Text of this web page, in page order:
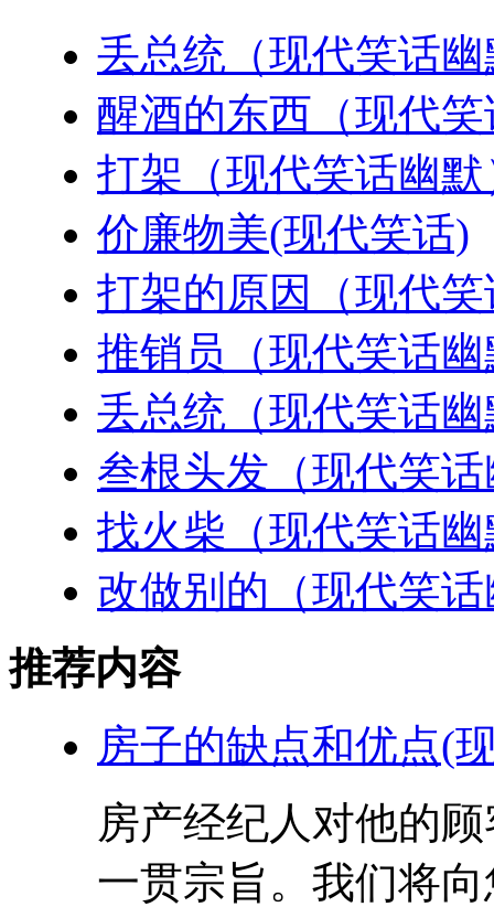
丢总统（现代笑话
醒酒的东西（现代
打架（现代笑话幽默
价廉物美(现代笑话)
打架的原因（现代
推销员（现代笑话
丢总统（现代笑话
叁根头发（现代笑
找火柴（现代笑话
改做别的（现代笑
推荐内容
房子的缺点和优点(
房产经纪人对他的
一贯宗旨。我们将